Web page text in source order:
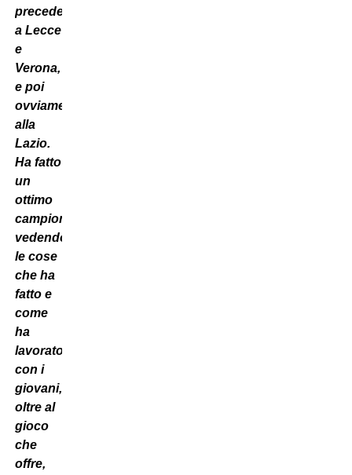
precedenti,
a Lecce
e
Verona,
e poi
ovviamente
alla
Lazio.
Ha fatto
un
ottimo
campionato:
vedendo
le cose
che ha
fatto e
come
ha
lavorato
con i
giovani,
oltre al
gioco
che
offre,